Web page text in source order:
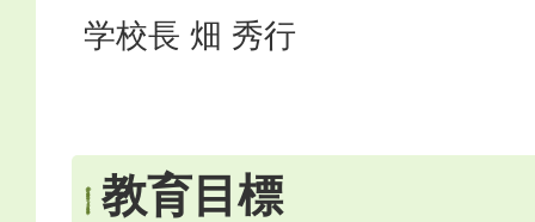
学校長 畑 秀行
教育目標